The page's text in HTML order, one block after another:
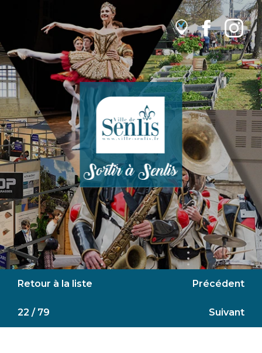
Retour à la liste Précédent
22 / 79 Suivant